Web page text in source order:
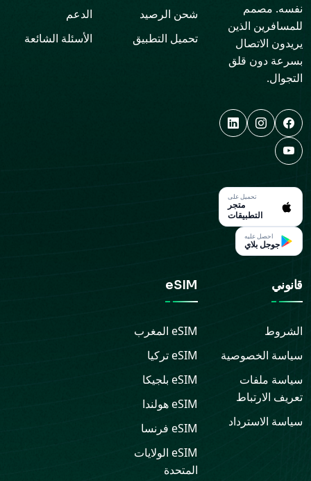
نفسه. مصمم
للمسافرين الذين
يريدون الاتصال
بسرعة دون قلق
التجوال.
تحميل على
متجر
التطبيقات
احصل عليه
جوجل بلاي
شحن الرصيد
تحميل التطبيق
الدعم
الأسئلة الشائعة
قانوني
الشروط
سياسة الخصوصية
سياسة ملفات
تعريف الارتباط
سياسة الاسترداد
eSIM
eSIM المغرب
eSIMتركيا
eSIM بلجيكا
eSIMهولندا
eSIM فرنسا
eSIM الولايات
المتحدة